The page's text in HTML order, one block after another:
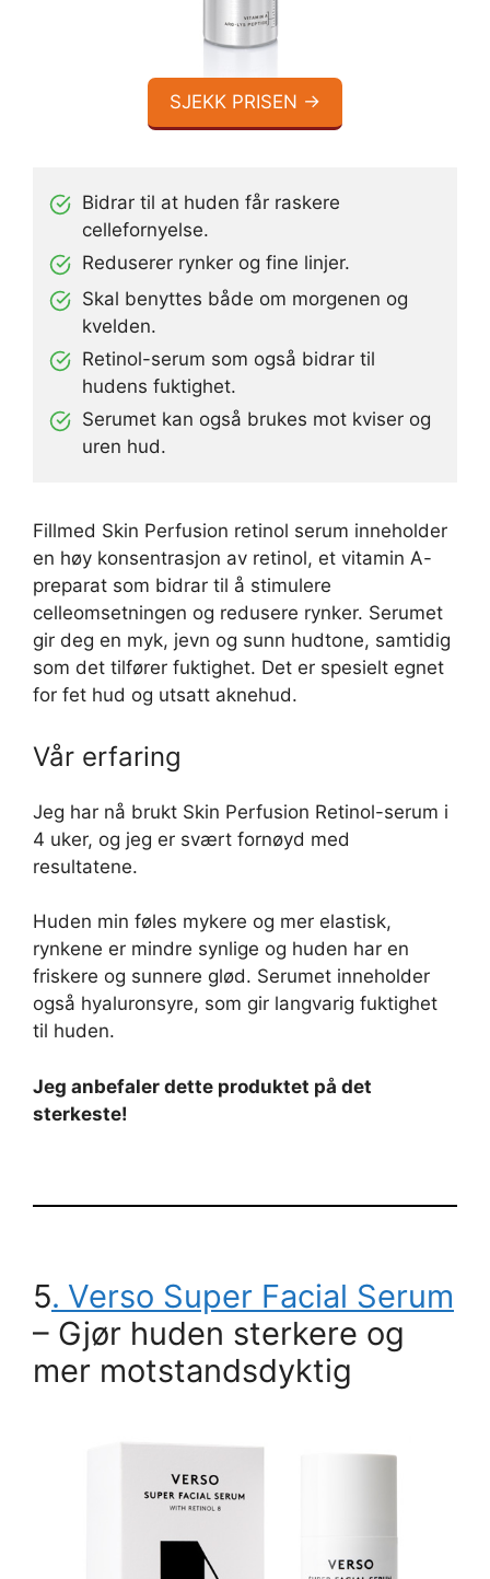
SJEKK PRISEN →
Bidrar til at huden får raskere
cellefornyelse.
Reduserer rynker og fine linjer.
Skal benyttes både om morgenen og
kvelden.
Retinol-serum som også bidrar til
hudens fuktighet.
Serumet kan også brukes mot kviser og
uren hud.
Fillmed Skin Perfusion retinol serum inneholder
en høy konsentrasjon av retinol, et vitamin A-
preparat som bidrar til å stimulere
celleomsetningen og redusere rynker. Serumet
gir deg en myk, jevn og sunn hudtone, samtidig
som det tilfører fuktighet. Det er spesielt egnet
for fet hud og utsatt aknehud.
Vår erfaring
Jeg har nå brukt Skin Perfusion Retinol-serum i
4 uker, og jeg er svært fornøyd med
resultatene.
Huden min føles mykere og mer elastisk,
rynkene er mindre synlige og huden har en
friskere og sunnere glød. Serumet inneholder
også hyaluronsyre, som gir langvarig fuktighet
til huden.
Jeg anbefaler dette produktet på det
sterkeste!
5. Verso Super Facial Serum
– Gjør huden sterkere og
mer motstandsdyktig